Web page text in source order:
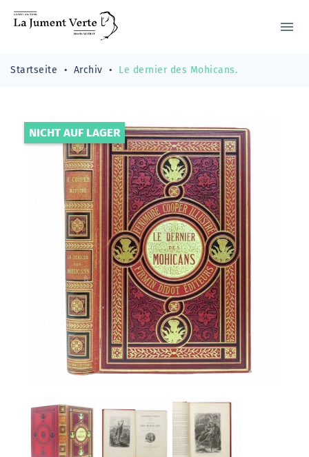
menu
Startseite Archiv Le dernier des Mohicans.
NICHT AUF LAGER